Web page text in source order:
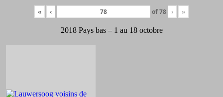
« ‹ of78 › »
2018 Pays bas – 1 au 18 octobre